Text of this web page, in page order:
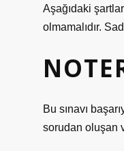
Aşağıdaki
olmamalıdır.
Bu sınavı
sorudan oluşan